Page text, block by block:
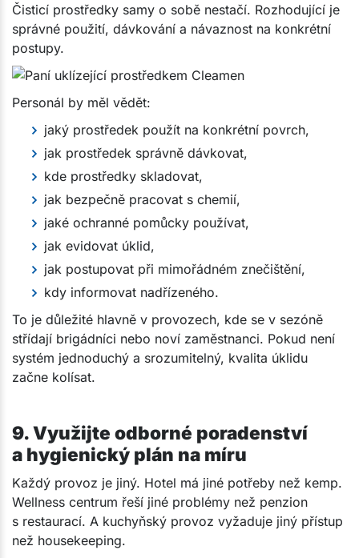
Čisticí prostředky samy o sobě nestačí. Rozhodující je
správné použití, dávkování a návaznost na konkrétní
postupy.
Personál by měl vědět:
jaký prostředek použít na konkrétní povrch,
jak prostředek správně dávkovat,
kde prostředky skladovat,
jak bezpečně pracovat s chemií,
jaké ochranné pomůcky používat,
jak evidovat úklid,
jak postupovat při mimořádném znečištění,
kdy informovat nadřízeného.
To je důležité hlavně v provozech, kde se v sezóně
střídají brigádníci nebo noví zaměstnanci. Pokud není
systém jednoduchý a srozumitelný, kvalita úklidu
začne kolísat.
9. Využijte odborné poradenství
a hygienický plán na míru
Každý provoz je jiný. Hotel má jiné potřeby než kemp.
Wellness centrum řeší jiné problémy než penzion
s restaurací. A kuchyňský provoz vyžaduje jiný přístup
než housekeeping.